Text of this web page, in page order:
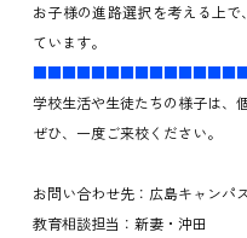
お子様の進路選択を考える上
ています。
学校生活や生徒たちの様子は、
ぜひ、一度ご来校ください。
お問い合わせ先：広島キャンパス
教育相談担当：新妻・沖田